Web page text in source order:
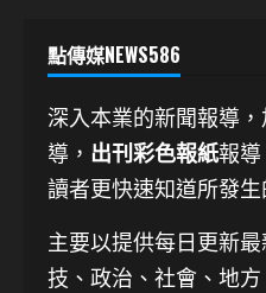
點傳媒NEWS586
深入本業的新聞報導
導， 出刊彩色報紙報
讀者更快速知道所發
主要以提供每日更新
技、 政治、社會、地